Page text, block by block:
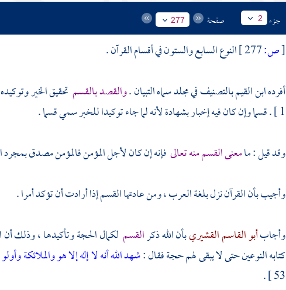
جزء 2 صفحة 277
[ص:
النوع السابع والستون في أقسام القرآن .
أفردهابن القيمبالتصنيف في مجلد سماه التبيان .والقصد بالقسم تحقيق الخير
1 ] . قسما وإن كان فيه إخبار بشهادة لأنه لما جاء توكيدا للخبر سمي قسما .
وقد قيل : مامعنى القسم منه تعالىفإنه إن كان لأجل المؤمن فالمؤمن مصدق
وأجيب بأن القرآن نزل بلغة العرب ، ومن عادتها القسم إذا أرادت أن تؤكد أمرا .
وأجابأبو القاسم القشيريبأن الله ذكرالقسم لكمال الحجة وتأكيدها ، وذلك أن
كتابه النوعين حتى لا يبقى لهم حجة فقال :شهد الله أنه لا إله إلا هو والملائكة
53 ] .